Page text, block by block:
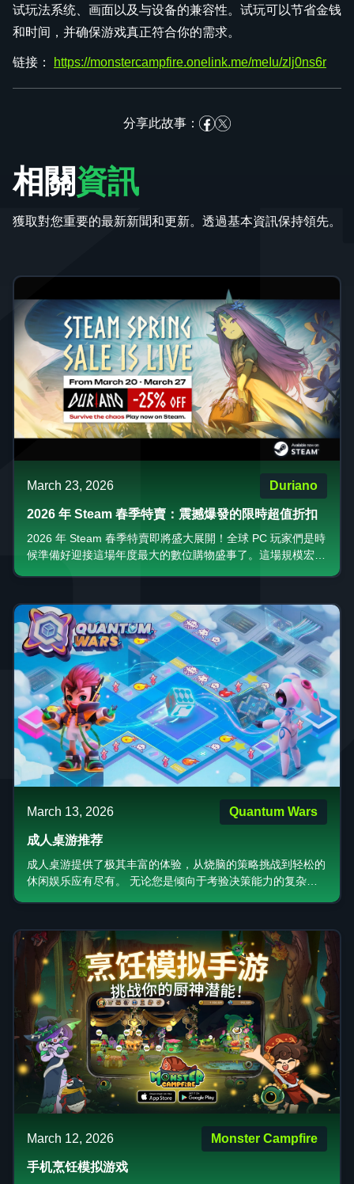
试玩法系统、画面以及与设备的兼容性。试玩可以节省金钱
和时间，并确保游戏真正符合你的需求。
链接： https://monstercampfire.onelink.me/meIu/zlj0ns6r
分享此故事：
相關資訊
獲取對您重要的最新新聞和更新。透過基本資訊保持領先。
March 23, 2026 Duriano
2026 年 Steam 春季特賣：震撼爆發的限時超值折扣
2026 年 Steam 春季特賣即將盛大展開！全球 PC 玩家們是時
候準備好迎接這場年度最大的數位購物盛事了。這場規模宏大
中，我們將帶您深入了解官方活動時程、剖析值得關注的折扣
趨勢，最重要的，是揭曉那些絕對物超所值的「最優交易」。
準備好在不傷荷包的前提下，瘋狂擴充您的 Steam 遊戲庫
吧！
March 13, 2026 Quantum Wars
成人桌游推荐
成人桌游提供了极其丰富的体验，从烧脑的策略挑战到轻松的
休闲娱乐应有尽有。 无论您是倾向于考验决策能力的复杂机
关键在于明确您的需求：是追求排名与成就感的竞技模式，还
是更适合好友聚会、氛围轻松的休闲模式。
March 12, 2026 Monster Campfire
手机烹饪模拟游戏